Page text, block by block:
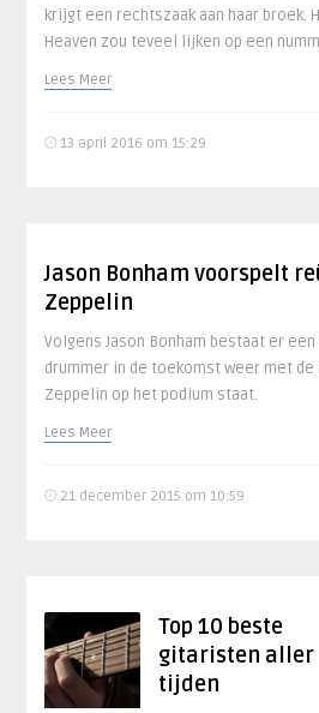
krijgt een rechtszaak aan haar broek.
Heaven zou teveel lijken op een
Lees Meer
13 april 2016 om 15:29
Jason Bonham voorspelt
Zeppelin
Volgens Jason Bonham bestaat er
drummer in de toekomst weer met de
Zeppelin op het podium staat.
Lees Meer
21 december 2015 om 10:59
Top 10 beste
gitaristen aller
tijden